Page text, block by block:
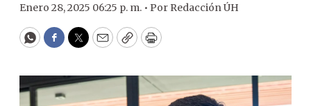
Enero 28, 2025 06:25 p. m. • Por Redacción ÚH
WhatsApp
Facebook
Twitter
EmailCopyPrint